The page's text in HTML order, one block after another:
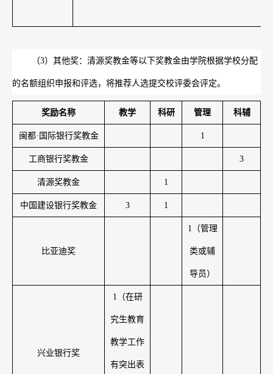
（3）其他奖：清源奖教金等以下奖教金由学院根据学校分配
的名额组织申报和评选，将推荐人选提交校评委会评定。
奖励名称 教学 科研 管理 科辅
闽都·国际银行奖教金 1
工商银行奖教金 3
清源奖教金 1
中国建设银行奖教金 3 1
比亚迪奖
1 （管理
类或辅
导员）
兴业银行奖
1 （在研
究生教育
教学工作
有突出表